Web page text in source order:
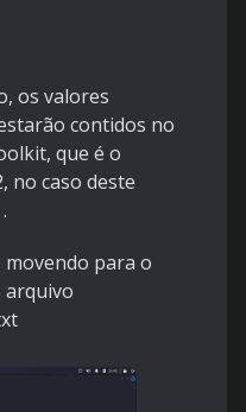
os valores
contidos no
que é o
no caso deste
para o